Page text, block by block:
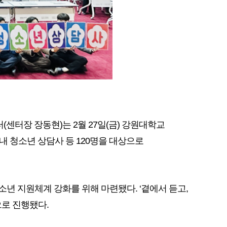
터장 장동현)는 2월 27일(금) 강원대학교
청소년 상담사 등 120명을 대상으로
지원체계 강화를 위해 마련됐다. ‘곁에서 듣고,
진행됐다.